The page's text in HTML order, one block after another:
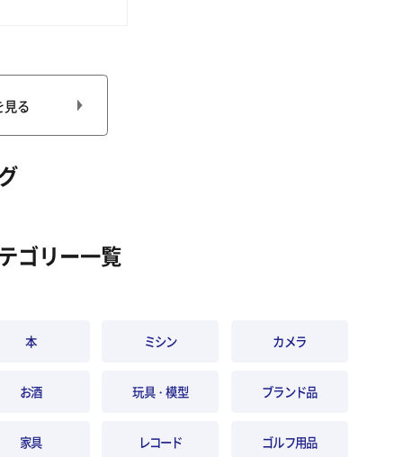
見る
ゴリー一覧
本 ミシン カメラ
お酒 玩具・模型 ブランド品
家具 レコード ゴルフ用品